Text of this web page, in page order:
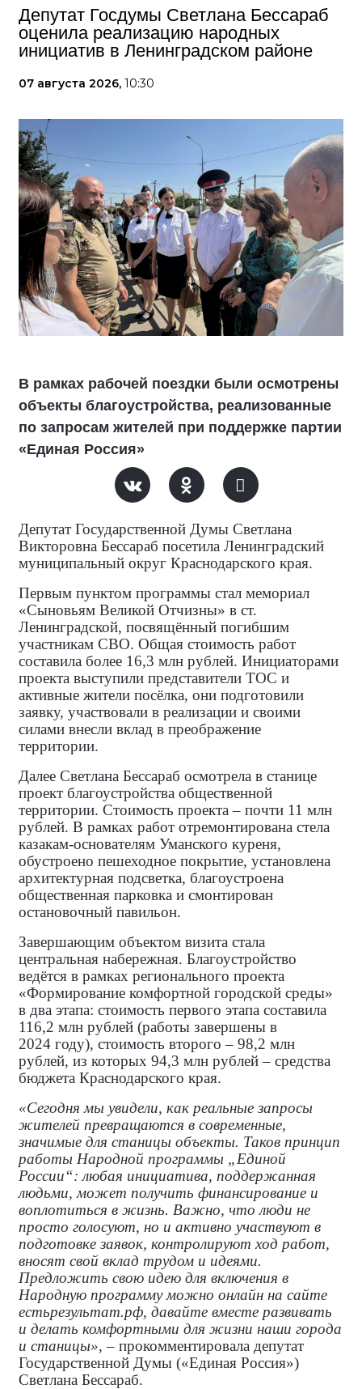
Депутат Госдумы Светлана Бессараб
оценила реализацию народных
инициатив в Ленинградском районе
07 августа 2026, 10:30
В рамках рабочей поездки были осмотрены
объекты благоустройства, реализованные
по запросам жителей при поддержке партии
«Единая Россия»
Депутат Государственной Думы Светлана
Викторовна Бессараб посетила Ленинградский
муниципальный округ Краснодарского края.
Первым пунктом программы стал мемориал
«Сыновьям Великой Отчизны» в ст.
Ленинградской, посвящённый погибшим
участникам СВО. Общая стоимость работ
составила более 16,3 млн рублей. Инициаторами
проекта выступили представители ТОС и
активные жители посёлка, они подготовили
заявку, участвовали в реализации и своими
силами внесли вклад в преображение
территории.
Далее Светлана Бессараб осмотрела в станице
проект благоустройства общественной
территории. Стоимость проекта – почти 11 млн
рублей. В рамках работ отремонтирована стела
казакам‑основателям Уманского куреня,
обустроено пешеходное покрытие, установлена
архитектурная подсветка, благоустроена
общественная парковка и смонтирован
остановочный павильон.
Завершающим объектом визита стала
центральная набережная. Благоустройство
ведётся в рамках регионального проекта
«Формирование комфортной городской среды»
в два этапа: стоимость первого этапа составила
116,2 млн рублей (работы завершены в
2024 году), стоимость второго – 98,2 млн
рублей, из которых 94,3 млн рублей – средства
бюджета Краснодарского края.
«Сегодня мы увидели, как реальные запросы
жителей превращаются в современные,
значимые для станицы объекты. Таков принцип
работы Народной программы „Единой
России“: любая инициатива, поддержанная
людьми, может получить финансирование и
воплотиться в жизнь. Важно, что люди не
просто голосуют, но и активно участвуют в
подготовке заявок, контролируют ход работ,
вносят свой вклад трудом и идеями.
Предложить свою идею для включения в
Народную программу можно онлайн на сайте
естьрезультат.рф, давайте вместе развивать
и делать комфортными для жизни наши города
и станицы», – прокомментировала депутат
Государственной Думы («Единая Россия»)
Светлана Бессараб.